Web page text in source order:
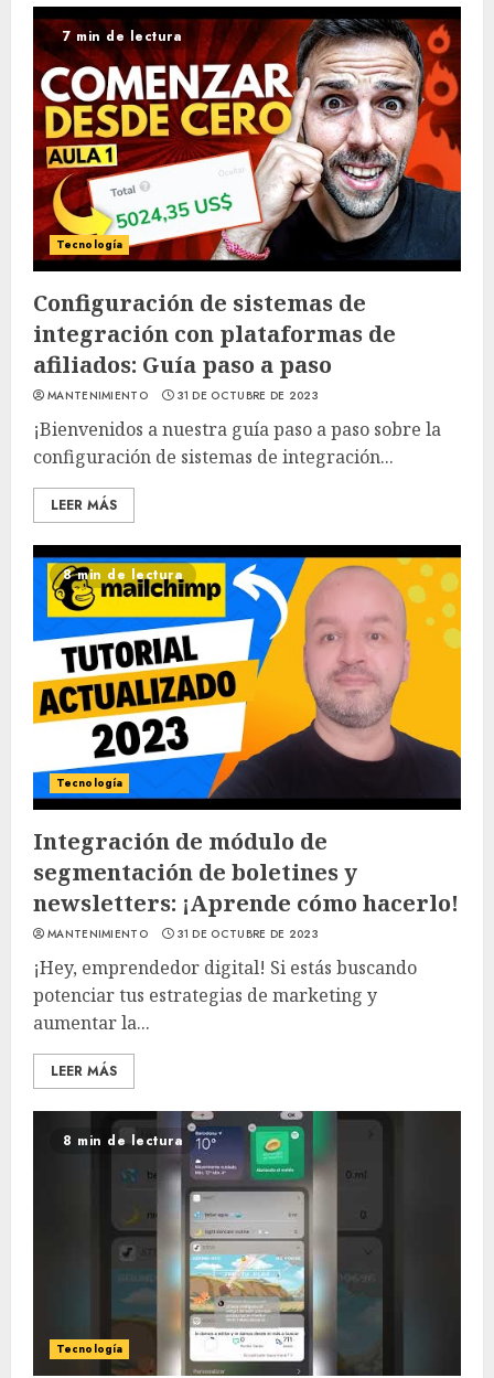
7 min de lectura
Tecnología
Configuración de sistemas de
integración con plataformas de
afiliados: Guía paso a paso
MANTENIMIENTO 31 DE OCTUBRE DE 2023
¡Bienvenidos a nuestra guía paso a paso sobre la
configuración de sistemas de integración...
LEER MÁS
8 min de lectura
Tecnología
Integración de módulo de
segmentación de boletines y
newsletters: ¡Aprende cómo hacerlo!
MANTENIMIENTO 31 DE OCTUBRE DE 2023
¡Hey, emprendedor digital! Si estás buscando
potenciar tus estrategias de marketing y
aumentar la...
LEER MÁS
8 min de lectura
Tecnología